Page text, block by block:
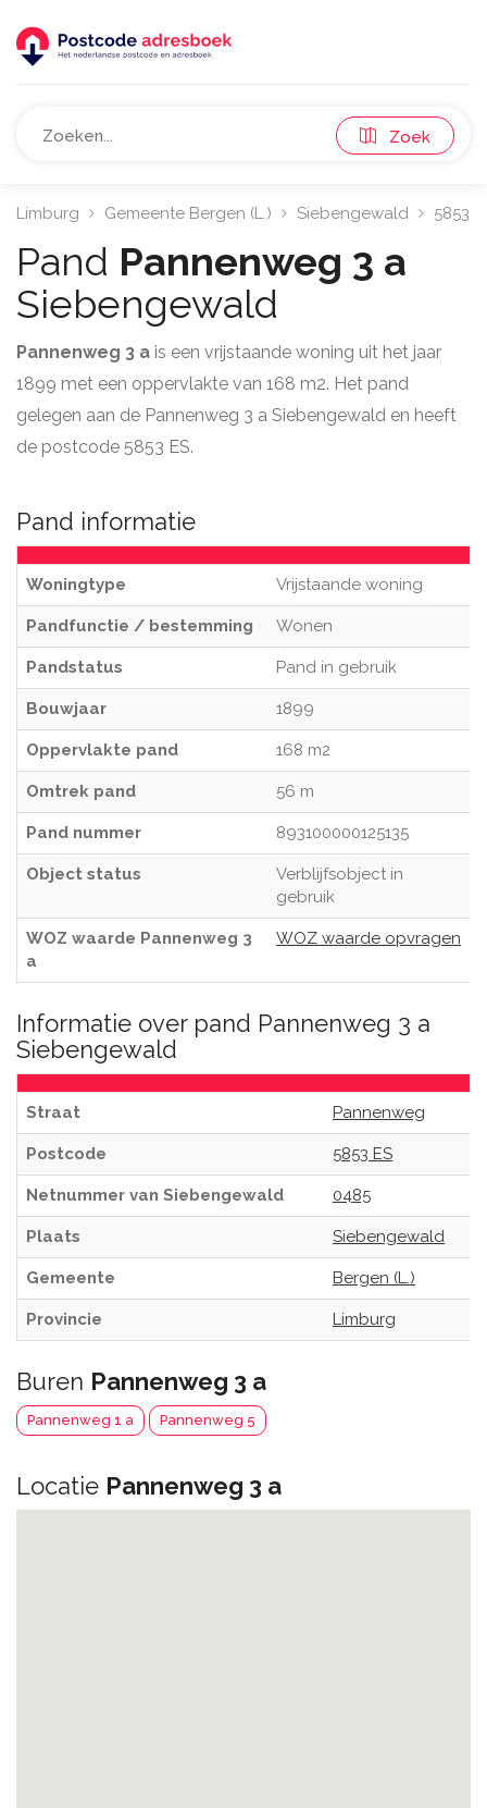
Zoek
Limburg Gemeente Bergen (L.) Siebengewald 5853
Pand Pannenweg 3 a
Siebengewald
Pannenweg 3 a is een vrijstaande woning uit het jaar
1899 met een oppervlakte van 168 m2. Het pand
gelegen aan de Pannenweg 3 a Siebengewald en heeft
de postcode 5853 ES.
Pand informatie
Woningtype Vrijstaande woning
Pandfunctie / bestemming Wonen
Pandstatus Pand in gebruik
Bouwjaar 1899
Oppervlakte pand 168 m2
Omtrek pand 56 m
Pand nummer 893100000125135
Object status
Verblijfsobject in
gebruik
WOZ waarde Pannenweg 3
a
WOZ waarde opvragen
Informatie over pand Pannenweg 3 a
Siebengewald
Straat Pannenweg
Postcode 5853 ES
Netnummer van Siebengewald 0485
Plaats Siebengewald
Gemeente Bergen (L.)
Provincie Limburg
Buren Pannenweg 3 a
Pannenweg 1 a Pannenweg 5
Locatie Pannenweg 3 a